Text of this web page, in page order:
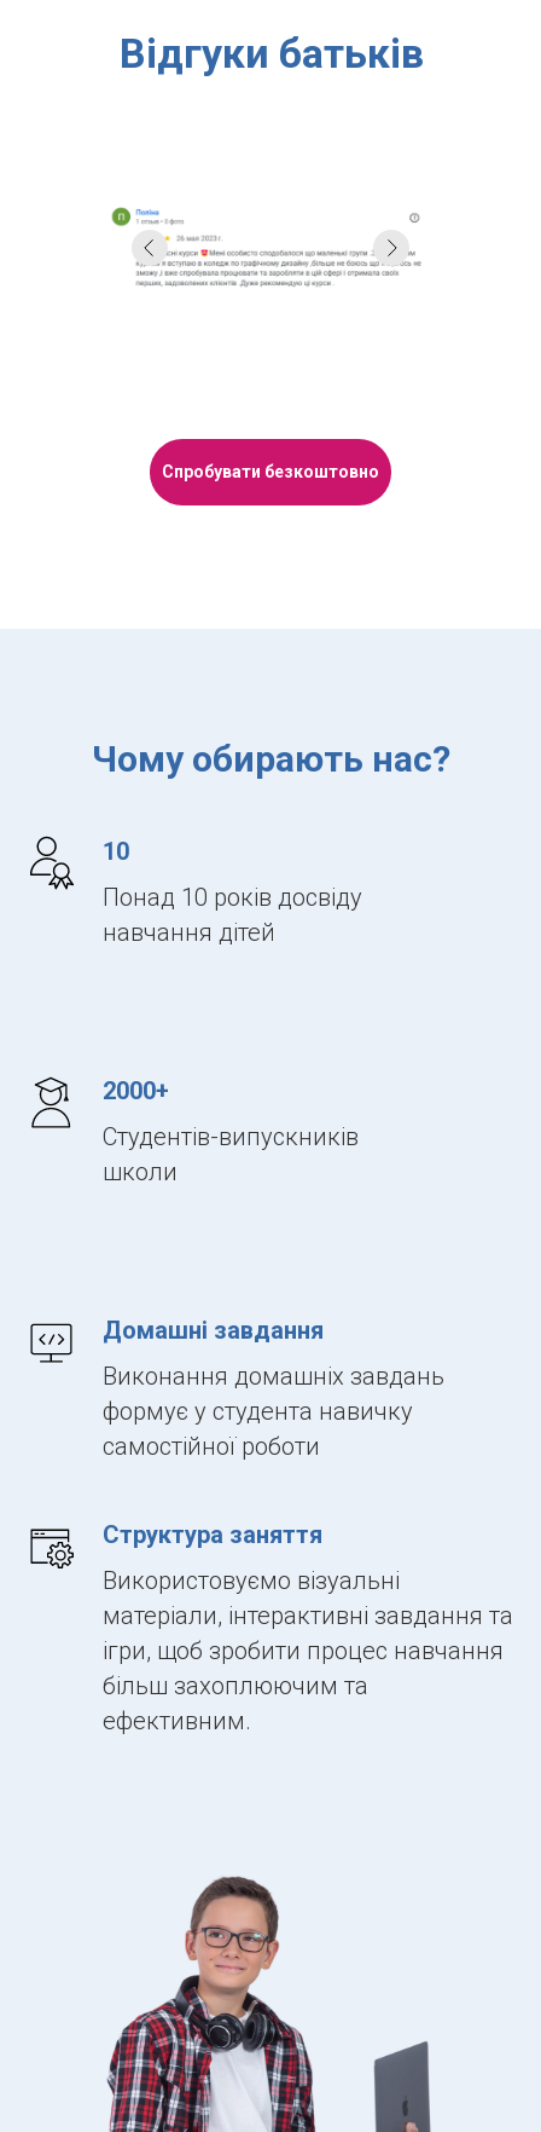
Відгуки батьків
Спробувати безкоштовно
Чому обирають нас?
10
Понад 10 років досвіду
навчання дітей
2000+
Студентів-випускників
школи
Домашні завдання
Виконання домашніх завдань
формує у студента навичку
самостійної роботи
Структура заняття
Використовуємо візуальні
матеріали, інтерактивні завдання та
ігри, щоб зробити процес навчання
більш захоплюючим та
ефективним.